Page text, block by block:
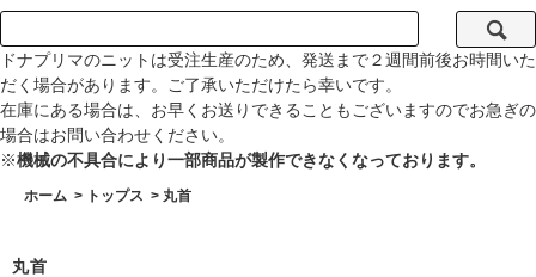
ドナプリマのニットは受注生産のため、発送まで２週間前後お時間いた
だく場合があります。ご了承いただけたら幸いです。
在庫にある場合は、お早くお送りできることもございますのでお急ぎの
場合はお問い合わせください。
※機械の不具合により一部商品が製作できなくなっております。
ホーム > トップス > 丸首
丸首